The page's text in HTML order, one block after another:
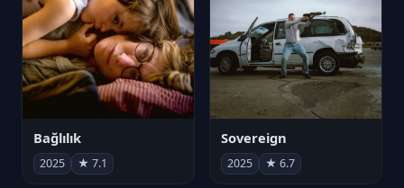
Bağlılık
2025 ★ 7.1
Sovereign
2025 ★ 6.7